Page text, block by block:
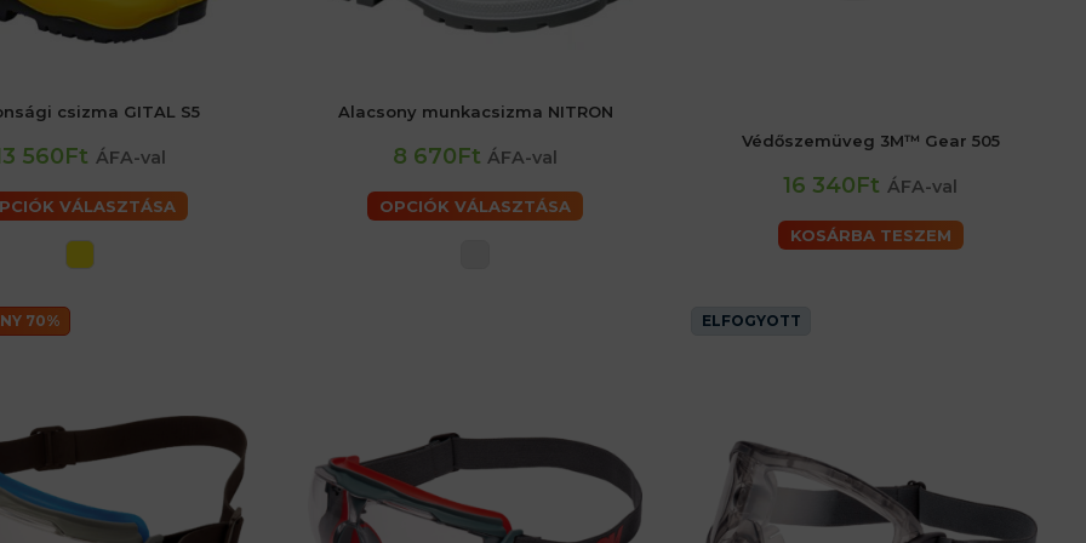
42 43 44 45 46 47
csizma GITAL S5
560Ft ÁFA-val
VÁLASZTÁSA
38 39 40 41 42 43 44 45
Alacsony munkacsizma NITRON
8 670Ft ÁFA-val
OPCIÓK VÁLASZTÁSA
Védőszemüveg 3M™ Gear 505
16 340Ft ÁFA-val
KOSÁRBA TESZEM
70% ELFOGYOTT